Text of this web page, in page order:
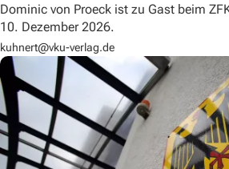
Dominic von Proeck ist zu Gast beim
10. Dezember 2026.
kuhnert@vku-verlag.de